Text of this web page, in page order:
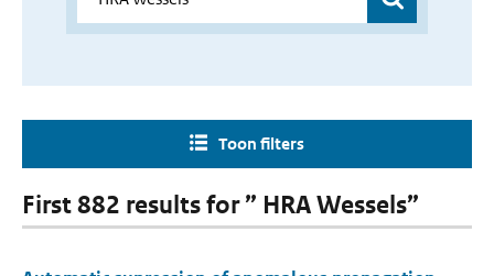
Toon filters
First 882 results for ” HRA Wessels”